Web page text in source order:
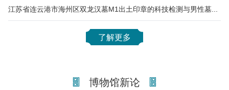
了解更多
博物馆新论